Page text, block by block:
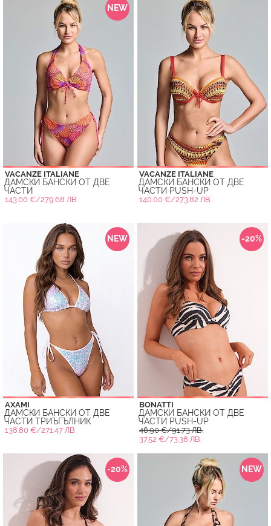
NEW
VACANZE ITALIANE
ДАМСКИ БАНСКИ ОТ ДВЕ
ЧАСТИ
143.00 €/279.68 ЛВ.
VACANZE ITALIANE
ДАМСКИ БАНСКИ ОТ ДВЕ
ЧАСТИ PUSH-UP
140.00 €/273.82 ЛВ.
NEW
AXAMI
ДАМСКИ БАНСКИ ОТ ДВЕ
ЧАСТИ ТРИЪГЪЛНИК
138.80 €/271.47 ЛВ.
-20%
BONATTI
ДАМСКИ БАНСКИ ОТ ДВЕ
ЧАСТИ PUSH-UP
46.90 €/91.73 ЛВ.
37.52 €/73.38 ЛВ.
-20% NEW